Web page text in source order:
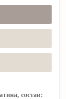
состав: